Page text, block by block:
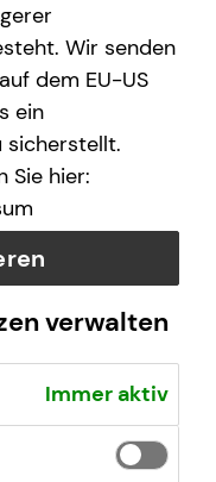
and make
where you come
advice
Wir senden
dem EU-US
ein
sicherstellt.
Sie hier:
verwalten
Immer aktiv